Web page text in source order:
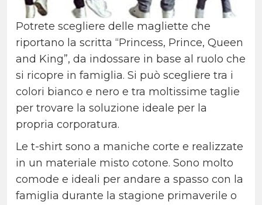
Potrete scegliere delle magliette che
riportano la scritta “Princess, Prince, Queen
and King”, da indossare in base al ruolo che
si ricopre in famiglia. Si può scegliere tra i
colori bianco e nero e tra moltissime taglie
per trovare la soluzione ideale per la
propria corporatura.
Le t-shirt sono a maniche corte e realizzate
in un materiale misto cotone. Sono molto
comode e ideali per andare a spasso con la
famiglia durante la stagione primaverile o